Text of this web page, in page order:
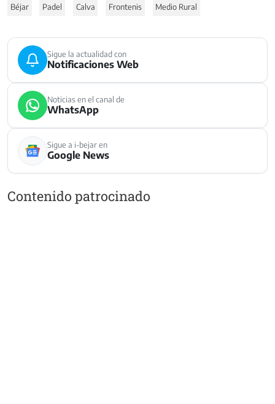
Béjar Padel Calva Frontenis Medio Rural
Sigue la actualidad con
Notificaciones Web
Noticias en el canal de
WhatsApp
Sigue a i-bejar en
Google News
Contenido patrocinado